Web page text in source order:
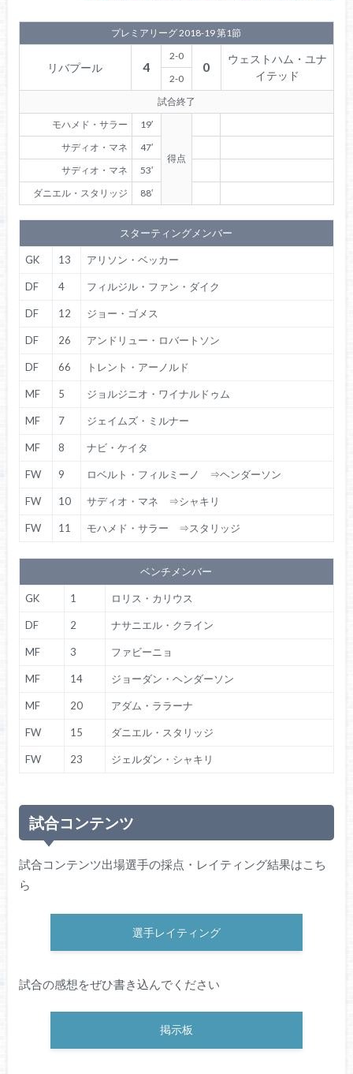
プレミアリーグ 2018-19 第1節
リバプール 4
2-0
0
ウェストハム・ユナ
イテッド
2-0
試合終了
モハメド・サラー
19′
得点
サディオ・マネ
47′
サディオ・マネ
53′
ダニエル・スタリッジ
88′
スターティングメンバー
GK 13 アリソン・ベッカー
DF 4 フィルジル・ファン・ダイク
DF 12 ジョー・ゴメス
DF 26 アンドリュー・ロバートソン
DF 66 トレント・アーノルド
MF 5 ジョルジニオ・ワイナルドゥム
MF 7 ジェイムズ・ミルナー
MF 8 ナビ・ケイタ
FW 9 ロベルト・フィルミーノ ⇒ヘンダーソン
FW 10 サディオ・マネ ⇒シャキリ
FW 11 モハメド・サラー ⇒スタリッジ
ベンチメンバー
GK 1 ロリス・カリウス
DF 2 ナサニエル・クライン
MF 3 ファビーニョ
MF 14 ジョーダン・ヘンダーソン
MF 20 アダム・ララーナ
FW 15 ダニエル・スタリッジ
FW 23 ジェルダン・シャキリ
試合コンテンツ
試合コンテンツ出場選手の採点・レイティング結果はこち
ら
選手レイティング
試合の感想をぜひ書き込んでください
掲示板